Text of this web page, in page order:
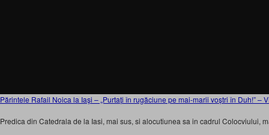
Părintele Rafail Noica la Iaşi – „Purtați în rugăciune pe mai-marii voștri în Duh!” –
Predica din Catedrala de la Iasi, mai sus, si alocutiunea sa in cadrul Colocviului,